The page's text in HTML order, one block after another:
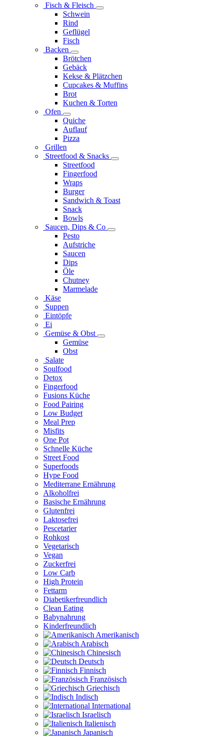
Fisch & Fleisch
Schwein
Rind
Geflügel
Fisch
Backen
Brötchen
Gebäck
Kekse & Plätzchen
Cupcakes & Muffins
Brot
Kuchen & Torten
Ofen
Quiche
Auflauf
Pizza
Grillen
Streetfood & Snacks
Streetfood
Fingerfood
Wraps
Burger
Sandwich & Toast
Snack
Bowls
Saucen, Dips & Co
Pesto
Aufstriche
Saucen
Dips
Öle
Chutney
Marmelade
Käse
Suppen
Eintöpfe
Ei
Gemüse & Obst
Gemüse
Obst
Salate
Soulfood
Detox
Fingerfood
Fusions Küche
Food Pairing
Low Budget
Meal Prep
Misfits
One Pot
Schnelle Küche
Street Food
Superfoods
Hype Food
Mediterrane Ernährung
Alkoholfrei
Basische Ernährung
Glutenfrei
Laktosefrei
Pescetarier
Rohkost
Vegetarisch
Vegan
Zuckerfrei
Low Carb
High Protein
Fettarm
Diabetikerfreundlich
Clean Eating
Babynahrung
Kinderfreundlich
Amerikanisch
Arabisch
Chinesisch
Deutsch
Finnisch
Französisch
Griechisch
Indisch
International
Israelisch
Italienisch
Japanisch